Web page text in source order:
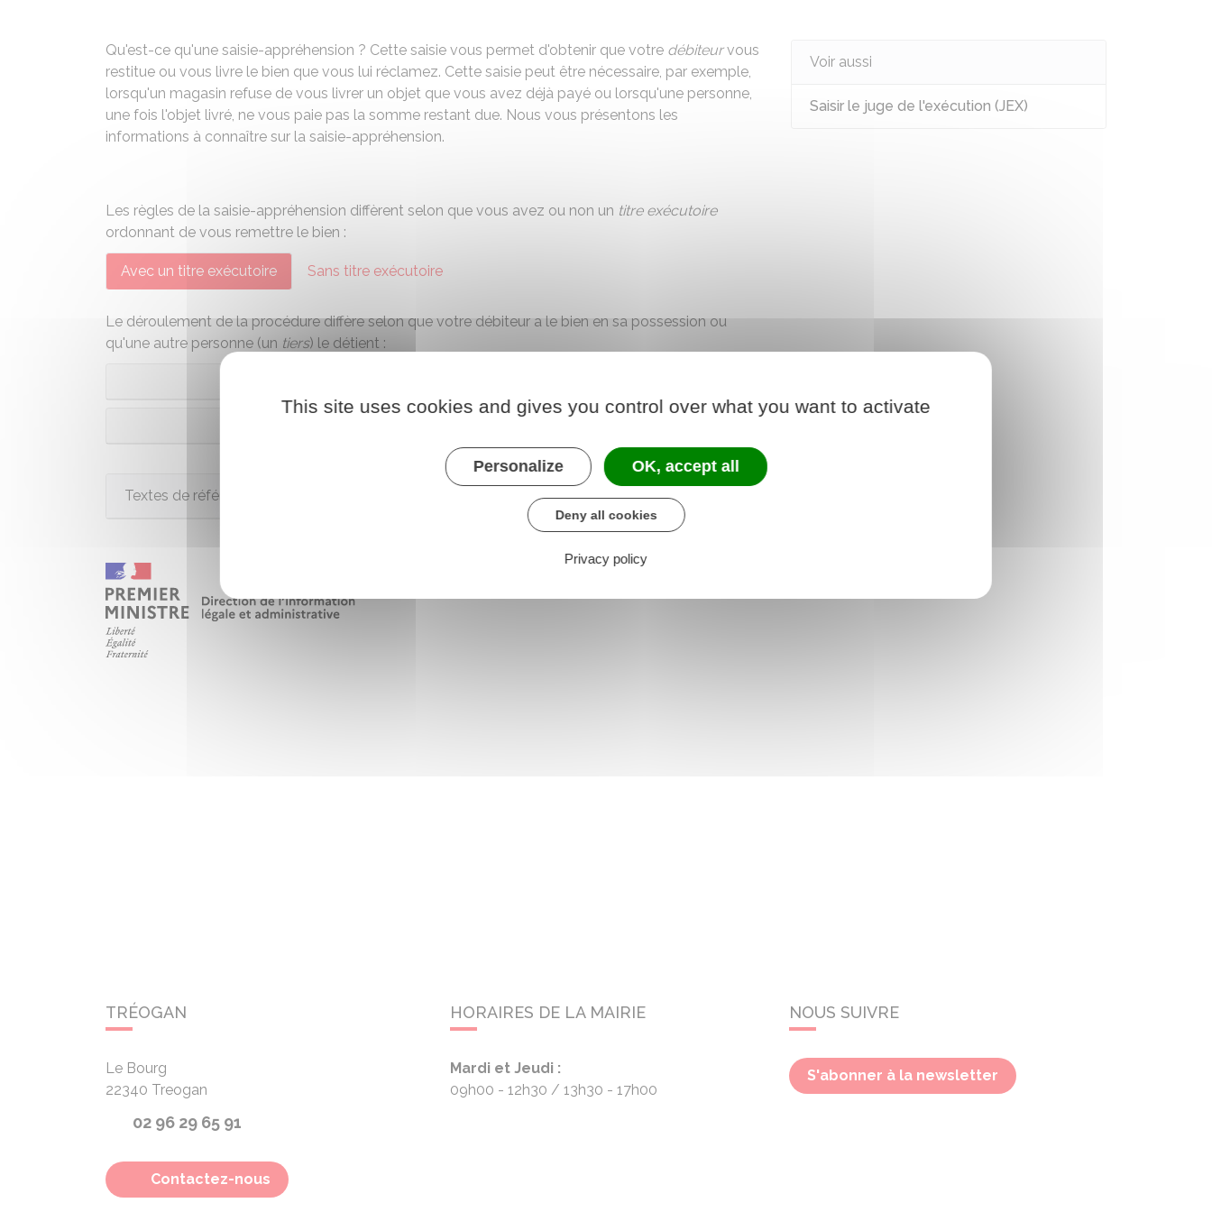
Qu'est-ce qu'une saisie-appréhension ? Cette saisie vous permet d'obtenir que votre débiteurvous
restitue ou vous livre le bien que vous lui réclamez. Cette saisie peut être nécessaire, par exemple,
lorsqu'un magasin refuse de vous livrer un objet que vous avez déjà payé ou lorsqu'une personne,
une fois l'objet livré, ne vous paie pas la somme restant due. Nous vous présentons les
informations à connaître sur la saisie-appréhension.
Les règles de la saisie-appréhension diffèrent selon que vous avez ou non un titre exécutoire
ordonnant de vous remettre le bien :
Avec un titre exécutoire Sans titre exécutoire
Le déroulement de la procédure diffère selon que votre débiteur a le bien en sa possession ou
qu'une autre personne (un tiers) le détient :
Textes de référence
Voir aussi
Saisir le juge de l'exécution (JEX)
TRÉOGAN
Le Bourg
22340 Treogan
02 96 29 65 91
Contactez-nous
HORAIRES DE LA MAIRIE
Mardi et Jeudi :
09h00 - 12h30
13h30 - 17h00
NOUS SUIVRE
S'abonner à la newsletter
This site uses cookies and gives you control over what you want to activate
Personalize OK, accept all
Deny all cookies
Privacy policy